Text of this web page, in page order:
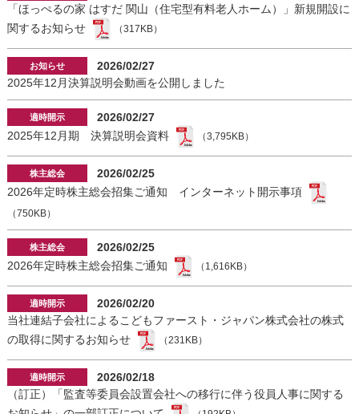
「ほっぺるの家 はすだ 関山（住宅型有料老人ホーム）」新規開設に
関するお知らせ
（317KB）
2026/02/27
2025年12月決算説明会動画を公開しました
2026/02/27
2025年12月期 決算説明会資料
（3,795KB）
2026/02/25
2026年定時株主総会招集ご通知 インターネット開示事項
（750KB）
2026/02/25
2026年定時株主総会招集ご通知
（1,616KB）
2026/02/20
当社連結子会社によるこどもファースト・ジャパン株式会社の株式
の取得に関するお知らせ
（231KB）
2026/02/18
（訂正）「監査等委員会設置会社への移行に伴う役員人事に関する